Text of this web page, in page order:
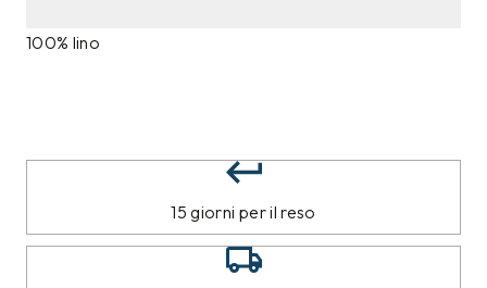
100% lino
15 giorni per il reso